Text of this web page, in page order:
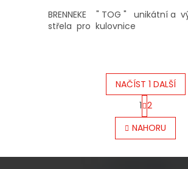
BRENNEKE " TOG " unikátní a
střela pro kulovnice
O
V
L
D
NAČÍST 1 DALŠÍ
S
T
R
Á
N
O
1 2
NAHORU